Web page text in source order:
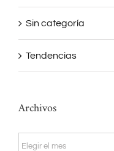
Sin categoría
Tendencias
Archivos
Archivos